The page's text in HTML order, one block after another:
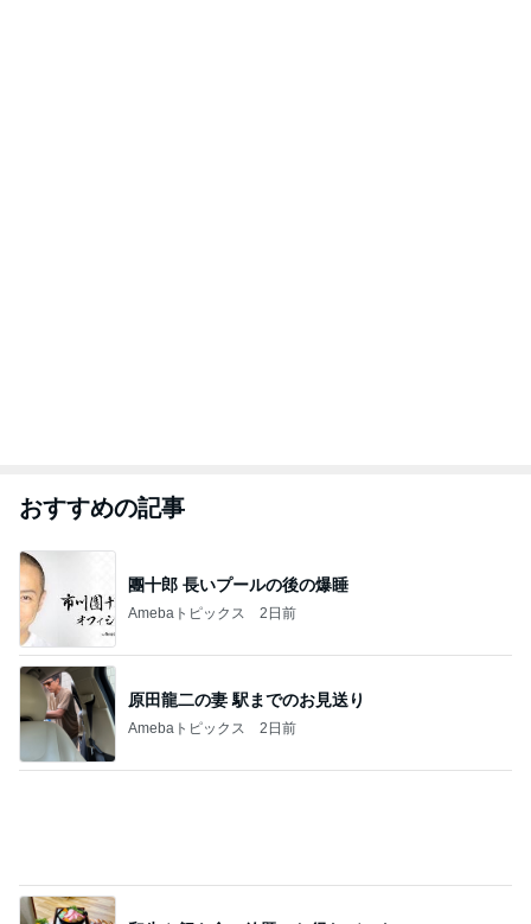
おすすめの記事
團十郎 長いプールの後の爆睡
Amebaトピックス 2日前
原田龍二の妻 駅までのお見送り
Amebaトピックス 2日前